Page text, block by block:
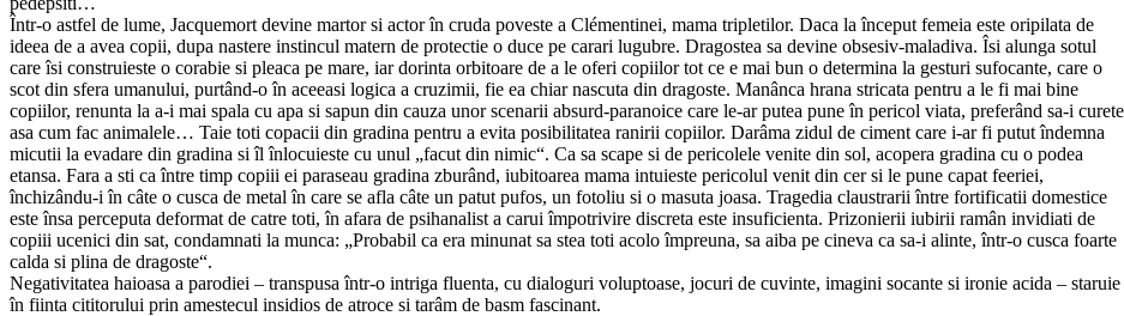
Într-o astfel de lume, Jacquemort devine martor si actor în cruda poveste a Clémentinei, mama tripletilor. Daca la început femeia este oripilata de
ideea de a avea copii, dupa nastere instincul matern de protectie o duce pe carari lugubre. Dragostea sa devine obsesiv-maladiva. Îsi alunga sotul
care îsi construieste o corabie si pleaca pe mare, iar dorinta orbitoare de a le oferi copiilor tot ce e mai bun o determina la gesturi sufocante, care o
scot din sfera umanului, purtând-o în aceeasi logica a cruzimii, fie ea chiar nascuta din dragoste. Manânca hrana stricata pentru a le fi mai bine
copiilor, renunta la a-i mai spala cu apa si sapun din cauza unor scenarii absurd-paranoice care le-ar putea pune în pericol viata, preferând sa-i curete
asa cum fac animalele… Taie toti copacii din gradina pentru a evita posibilitatea ranirii copiilor. Darâma zidul de ciment care i-ar fi putut îndemna
micutii la evadare din gradina si îl înlocuieste cu unul „facut din nimic“. Ca sa scape si de pericolele venite din sol, acopera gradina cu o podea
etansa. Fara a sti ca între timp copiii ei paraseau gradina zburând, iubitoarea mama intuieste pericolul venit din cer si le pune capat feeriei,
închizându-i în câte o cusca de metal în care se afla câte un patut pufos, un fotoliu si o masuta joasa. Tragedia claustrarii între fortificatii domestice
este însa perceputa deformat de catre toti, în afara de psihanalist a carui împotrivire discreta este insuficienta. Prizonierii iubirii ramân invidiati de
copiii ucenici din sat, condamnati la munca: „Probabil ca era minunat sa stea toti acolo împreuna, sa aiba pe cineva ca sa-i alinte, într-o cusca foarte
calda si plina de dragoste“.
Negativitatea haioasa a parodiei – transpusa într-o intriga fluenta, cu dialoguri voluptoase, jocuri de cuvinte, imagini socante si ironie acida – staruie
în fiinta cititorului prin amestecul insidios de atroce si tarâm de basm fascinant.